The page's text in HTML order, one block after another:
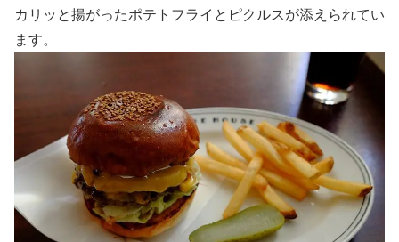
カリッと揚がったポテトフライとピクルスが添えられてい
ます。